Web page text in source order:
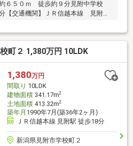
６５０ｍ 徒歩約９分見附中学校
【交通機関】ＪＲ信越本線 見附
ュニティバス ネーブルみつけ前／
分【お引渡し条件】・残置物は売
責任免責・境界非明示－物件情報－
リースペースのある邸宅です■各階
階部分を店舗や事務所としてもい
収納豊富です■ゆったりとした敷地面
で徒歩約９分
町２ 1,380万円 10LDK
1,380万円
間取り 10LDK
建物面積341.17m2
土地面積413.32m2
築年月 1990年7月(築36年2ヶ月)
ＪＲ信越本線 見附駅 徒歩18分
新潟県見附市学校町２